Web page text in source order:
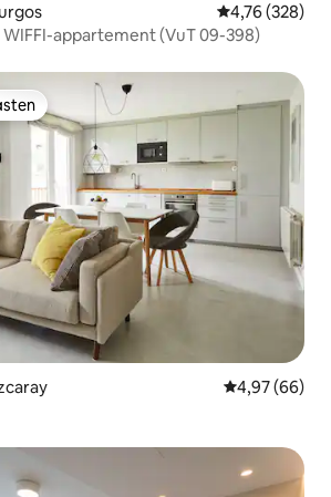
Gemiddelde
4,76 (328)
appartement (VuT 09-398)
Gemiddelde
4,97 (66)